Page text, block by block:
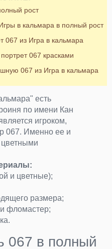
рост
в кальмара в полный рост
067 из Игра в кальмара
067 красками
067 из Игра в кальмара
есть
по имени Кан
игроком,
067. Именно ее и
и цветные);
размера;
фломастер;
067 в полный